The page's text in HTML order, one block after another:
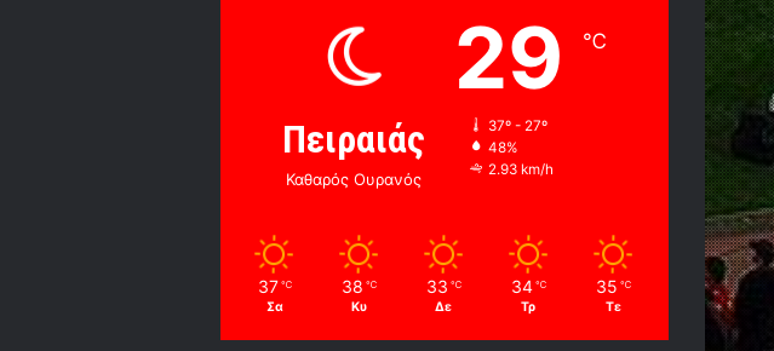
Πειραιάς
Καθαρός Ουρανός
29 ℃
37º - 27º
48%
2.93 km/h
37 ℃
Σα
38 ℃
Κυ
33 ℃
Δε
34 ℃
Τρ
35 ℃
Τε